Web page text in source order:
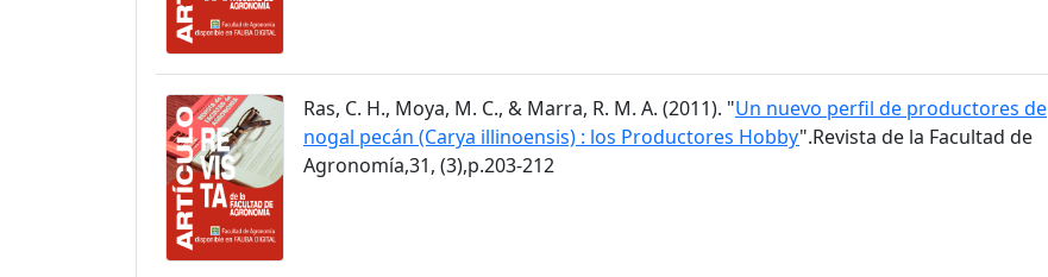
Ras, C. H., Moya, M. C., & Marra, R. M. A. (2011). "Un nuevo perfil de productores de
nogal pecán (Carya illinoensis) : los Productores Hobby".Revista de la Facultad de
Agronomía,31, (3),p.203-212